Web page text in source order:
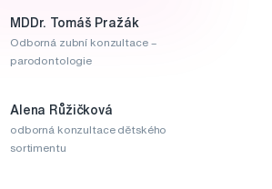
MDDr. Tomáš Pražák
Odborná zubní konzultace –
parodontologie
Alena Růžičková
odborná konzultace dětského
sortimentu